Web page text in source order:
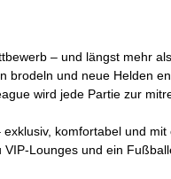
– und längst mehr
und neue Helden
wird jede Partie zur
komfortabel und
Lounges und ein